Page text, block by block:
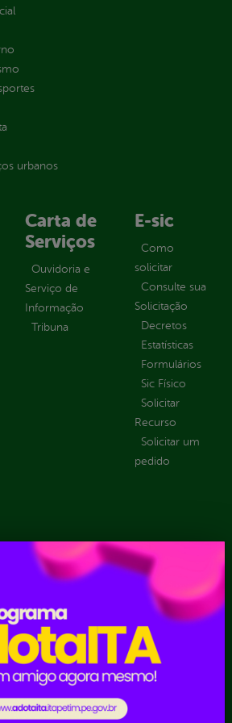
urbanos
Carta de
Serviços
Ouvidoria e
Serviço de
Informação
Tribuna
E-sic
Como
solicitar
Consulte sua
Solicitação
Decretos
Estatísticas
Formulários
Sic Físico
Solicitar
Recurso
Solicitar um
pedido
Portal Transporte